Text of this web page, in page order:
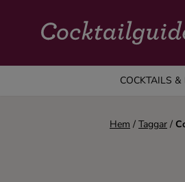
COCKTAILS &
COCKTAILS & DRINKAR
Alla cocktails & drinkar
Hem / Taggar /